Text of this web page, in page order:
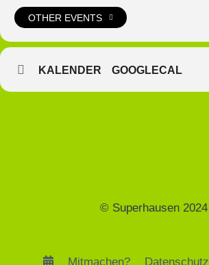
OTHER EVENTS
KALENDER GOOGLECAL
© Superhausen 2024
Mitmachen? Datenschutz